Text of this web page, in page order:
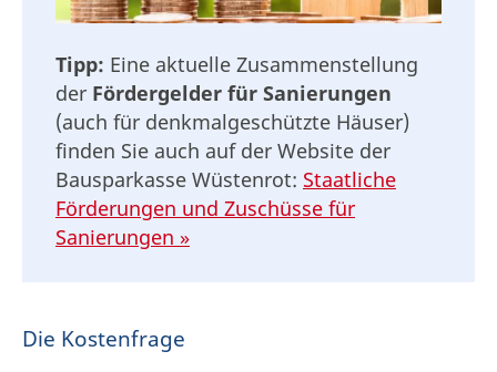
Tipp: Eine aktuelle Zusammenstellung
der Fördergelder für Sanierungen
(auch für denkmalgeschützte Häuser)
finden Sie auch auf der Website der
Bausparkasse Wüstenrot: Staatliche
Förderungen und Zuschüsse für
Sanierungen »
Die Kostenfrage